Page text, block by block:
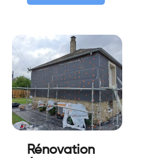
Rénovation